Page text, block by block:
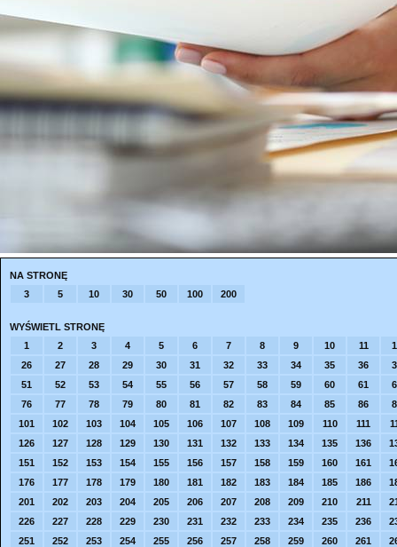
NA STRONĘ
3
5 10 30 50 100 200
WYŚWIETL STRONĘ
1
2 3 4 5 6 7 8 9 10 11
26
27 28 29 30 31 32 33 34 35 36
51
52 53 54 55 56 57 58 59 60 61
76
77 78 79 80 81 82 83 84 85 86
101
102 103 104 105 106 107 108 109 110 111
126
127 128 129 130 131 132 133 134 135 136
151
152 153 154 155 156 157 158 159 160 161
176
177 178 179 180 181 182 183 184 185 186
201
202 203 204 205 206 207 208 209 210 211
226
227 228 229 230 231 232 233 234 235 236
251
252 253 254 255 256 257 258 259 260 261